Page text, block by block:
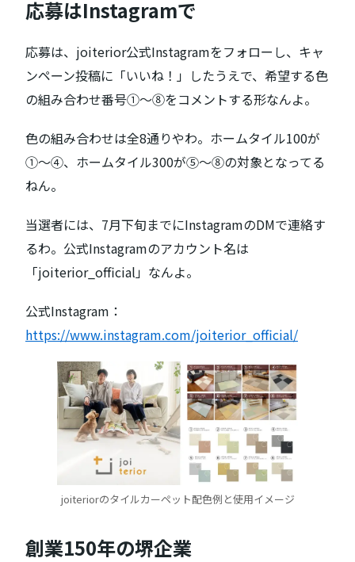
応募はInstagramで
応募は、joiterior公式Instagramをフォローし、キャ
ンペーン投稿に「いいね！」したうえで、希望する色
の組み合わせ番号①〜⑧をコメントする形なんよ。
色の組み合わせは全8通りやわ。ホームタイル100が
①〜④、ホームタイル300が⑤〜⑧の対象となってる
ねん。
当選者には、7月下旬までにInstagramのDMで連絡す
るわ。公式Instagramのアカウント名は
「joiterior_official」なんよ。
公式Instagram：
https://www.instagram.com/joiterior_official/
joiteriorのタイルカーペット配色例と使用イメージ
創業150年の堺企業